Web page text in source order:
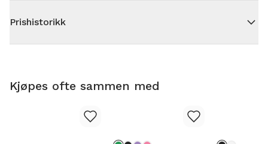
Prishistorikk
Kjøpes ofte sammen med